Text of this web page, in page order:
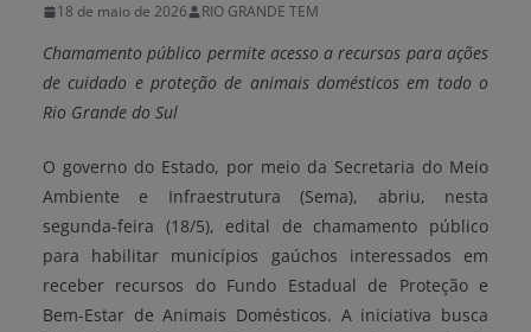
18 de maio de 2026 RIO GRANDE TEM
Chamamento público permite acesso a recursos para ações
de cuidado e proteção de animais domésticos em todo o
Rio Grande do Sul
O governo do Estado, por meio da Secretaria do Meio
Ambiente e Infraestrutura (Sema), abriu, nesta
segunda-feira (18/5), edital de chamamento público
para habilitar municípios gaúchos interessados em
receber recursos do Fundo Estadual de Proteção e
Bem-Estar de Animais Domésticos. A iniciativa busca